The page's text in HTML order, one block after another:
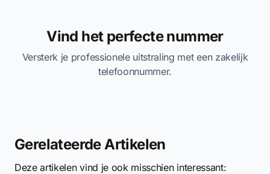
Vind het perfecte nummer
Versterk je professionele uitstraling met een zakelijk
telefoonnummer.
Gerelateerde Artikelen
Deze artikelen vind je ook misschien interessant: